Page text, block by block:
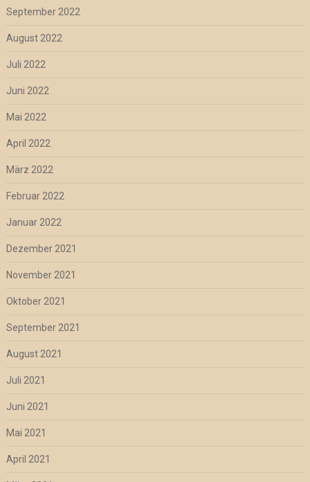
September 2022
August 2022
Juli 2022
Juni 2022
Mai 2022
April 2022
März 2022
Februar 2022
Januar 2022
Dezember 2021
November 2021
Oktober 2021
September 2021
August 2021
Juli 2021
Juni 2021
Mai 2021
April 2021